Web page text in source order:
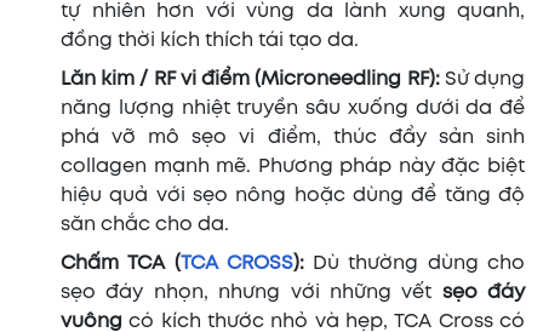
tự nhiên hơn với vùng da lành xung quanh,
đồng thời kích thích tái tạo da.
Lăn kim / RF vi điểm (Microneedling RF):Sử dụng
năng lượng nhiệt truyền sâu xuống dưới da để
phá vỡ mô sẹo vi điểm, thúc đẩy sản sinh
collagen mạnh mẽ. Phương pháp này đặc biệt
hiệu quả với sẹo nông hoặc dùng để tăng độ
săn chắc cho da.
Chấm TCA (TCA CROSS):Dù thường dùng cho
sẹo đáy nhọn, nhưng với những vết sẹo đáy
vuông có kích thước nhỏ và hẹp, TCA Cross có